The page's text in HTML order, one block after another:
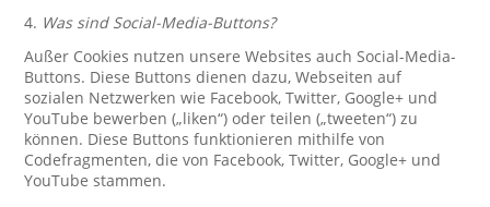
4. Was sind Social-Media-Buttons?
Außer Cookies nutzen unsere Websites auch Social-Media-
Buttons. Diese Buttons dienen dazu, Webseiten auf
sozialen Netzwerken wie Facebook, Twitter, Google+ und
YouTube bewerben („liken“) oder teilen („tweeten“) zu
können. Diese Buttons funktionieren mithilfe von
Codefragmenten, die von Facebook, Twitter, Google+ und
YouTube stammen.